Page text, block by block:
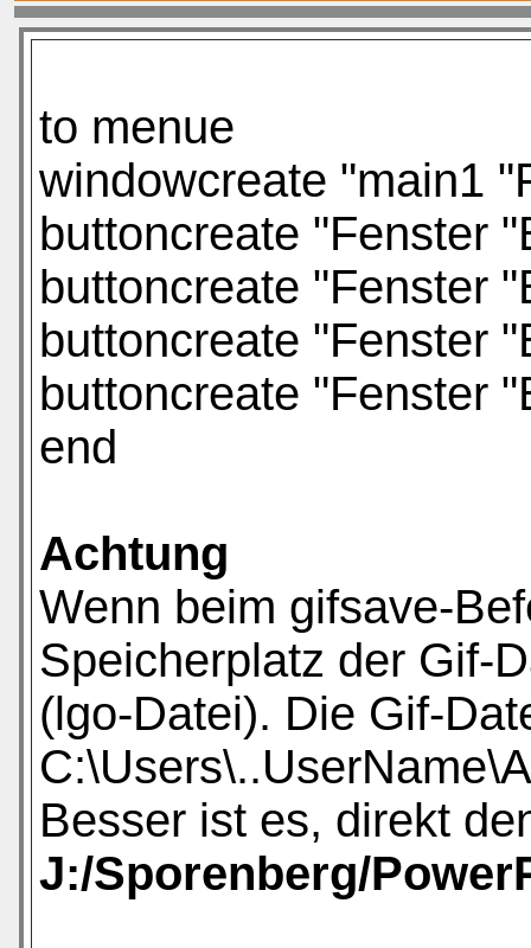
to menue
windowcreate "main1
buttoncreate "Fenster
buttoncreate "Fenster
buttoncreate "Fenster
buttoncreate "Fenster
end
Achtung
Wenn beim gifsave-
Speicherplatz der Gif-
(lgo-Datei). Die Gif-
Besser ist es, direkt
J:/Sporenberg/